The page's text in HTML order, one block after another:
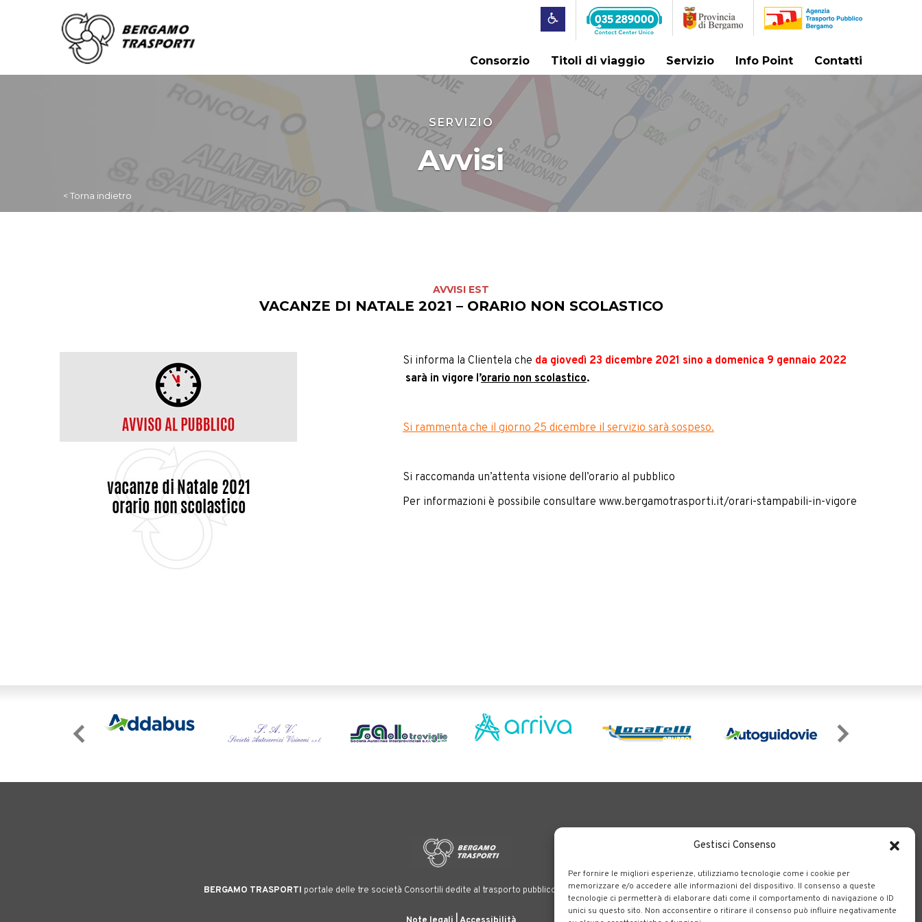
Gestisci Consenso
Per fornire le migliori esperienze, utilizziamo tecnologie come i cookie per
memorizzare e/o accedere alle informazioni del dispositivo. Il consenso a queste
tecnologie ci permetterà di elaborare dati come il comportamento di navigazione o ID
unici su questo sito. Non acconsentire o ritirare il consenso può influire negativamente
Consorzio Titoli di viaggio Servizio Info Point Contatti
SERVIZIO
Avvisi
< Torna indietro
AVVISI EST
VACANZE DI NATALE 2021 – ORARIO NON SCOLASTICO
Si informa la Clientela che da giovedì 23 dicembre 2021 sino a domenica 9 gennaio 2022
sarà in vigore l’orario non scolastico.
Si rammenta che il giorno 25 dicembre il servizio sarà sospeso.
Si raccomanda un’attenta visione dell’orario al pubblico
Per informazioni è possibile consultare www.bergamotrasporti.it/orari-stampabili-in-vigore
BERGAMO TRASPORTI portale delle tre società Consortili dedite al trasporto pubblico locale su tutto il territorio bergamasco.